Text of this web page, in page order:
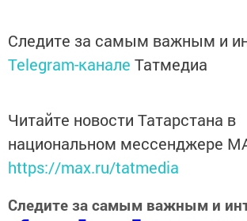
Следите за самым важным и
Telegram-канале Татмедиа
Читайте новости Татарстана в
национальном мессенджере
https://max.ru/tatmedia
Следите за самым важным и